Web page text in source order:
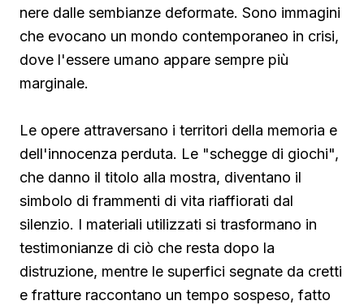
nere dalle sembianze deformate. Sono immagini
che evocano un mondo contemporaneo in crisi,
dove l'essere umano appare sempre più
marginale.
Le opere attraversano i territori della memoria e
dell'innocenza perduta. Le "schegge di giochi",
che danno il titolo alla mostra, diventano il
simbolo di frammenti di vita riaffiorati dal
silenzio. I materiali utilizzati si trasformano in
testimonianze di ciò che resta dopo la
distruzione, mentre le superfici segnate da cretti
e fratture raccontano un tempo sospeso, fatto